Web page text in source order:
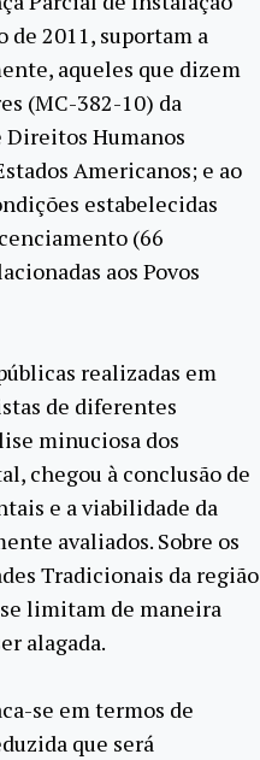
de 2011, suportam a
aqueles que dizem
(MC-382-10) da
Direitos Humanos
Americanos; e ao
estabelecidas
(66
aos Povos
realizadas em
de diferentes
minuciosa dos
chegou à conclusão de
e a viabilidade da
avaliados. Sobre os
Tradicionais da região
limitam de maneira
alagada.
se em termos de
que será